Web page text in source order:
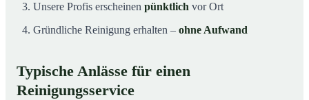
Unsere Profis erscheinen pünktlich vor Ort
Gründliche Reinigung erhalten – ohne Aufwand
Typische Anlässe für einen
Reinigungsservice